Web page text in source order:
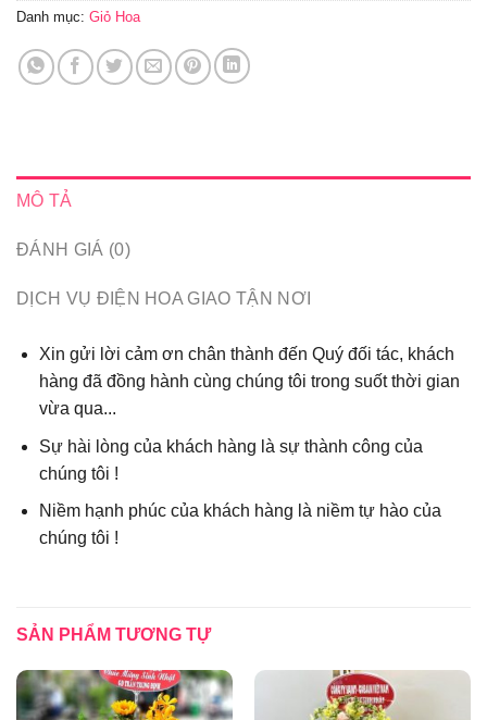
Danh mục: Giỏ Hoa
MÔ TẢ
ĐÁNH GIÁ (0)
DỊCH VỤ ĐIỆN HOA GIAO TẬN NƠI
Xin gửi lời cảm ơn chân thành đến Quý đối tác, khách
hàng đã đồng hành cùng chúng tôi trong suốt thời gian
vừa qua...
Sự hài lòng của khách hàng là sự thành công của
chúng tôi !
Niềm hạnh phúc của khách hàng là niềm tự hào của
chúng tôi !
SẢN PHẨM TƯƠNG TỰ